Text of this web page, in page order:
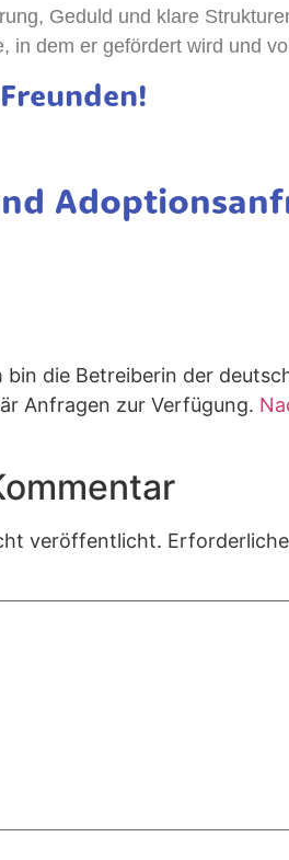
Geduld und klare
in dem er gefördert wird und
die Betreiberin der
Anfragen zur Verfügung.
veröffentlicht.